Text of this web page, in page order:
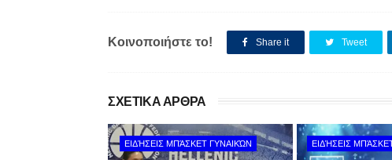
Κοινοποιήστε το! Share it Tweet
ΣΧΕΤΙΚΑ ΑΡΘΡΑ
ΕΙΔΉΣΕΙΣ ΜΠΆΣΚΕΤ ΓΥΝΑΙΚΏΝ ΕΙΔΉΣΕΙΣ